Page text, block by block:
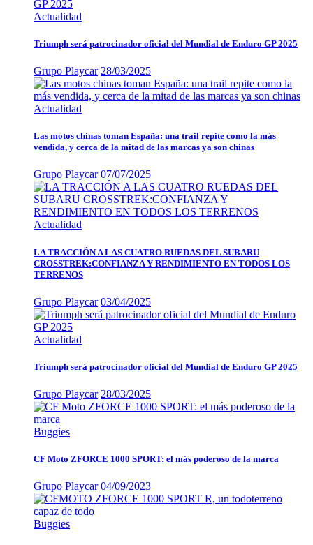
Actualidad
Triumph será patrocinador oficial del Mundial de Enduro GP 2025
Grupo Playcar 28/03/2025
Actualidad
Las motos chinas toman España: una trail repite como la más
vendida, y cerca de la mitad de las marcas ya son chinas
Grupo Playcar 07/07/2025
Actualidad
LA TRACCIÓN A LAS CUATRO RUEDAS DEL SUBARU
CROSSTREK:CONFIANZA Y RENDIMIENTO EN TODOS LOS
TERRENOS
Grupo Playcar 03/04/2025
Actualidad
Triumph será patrocinador oficial del Mundial de Enduro GP 2025
Grupo Playcar 28/03/2025
Buggies
CF Moto ZFORCE 1000 SPORT: el más poderoso de la marca
Grupo Playcar 04/09/2023
Buggies